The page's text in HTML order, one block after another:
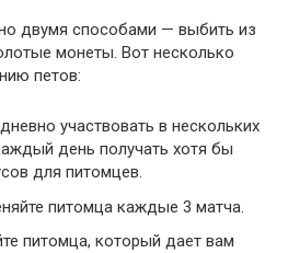
двумя способами — выбить из
монеты. Вот несколько
петов:
участвовать в нескольких
день получать хотя бы
для питомцев.
питомца каждые 3 матча.
питомца, который дает вам